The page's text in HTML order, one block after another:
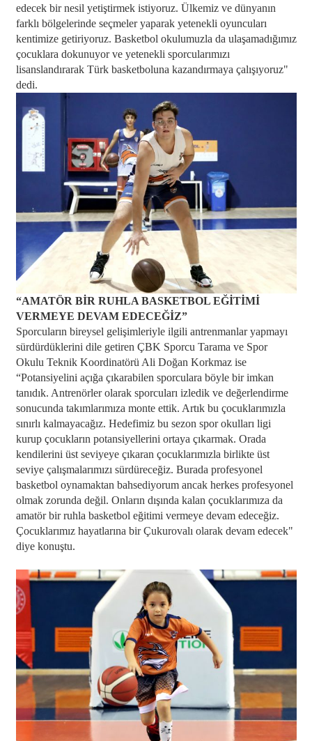
edecek bir nesil yetiştirmek istiyoruz. Ülkemiz ve dünyanın
farklı bölgelerinde seçmeler yaparak yetenekli oyuncuları
kentimize getiriyoruz. Basketbol okulumuzla da ulaşamadığımız
çocuklara dokunuyor ve yetenekli sporcularımızı
lisanslandırarak Türk basketboluna kazandırmaya çalışıyoruz"
dedi.
“AMATÖR BİR RUHLA BASKETBOL EĞİTİMİ
VERMEYE DEVAM EDECEĞİZ”
Sporcuların bireysel gelişimleriyle ilgili antrenmanlar yapmayı
sürdürdüklerini dile getiren ÇBK Sporcu Tarama ve Spor
Okulu Teknik Koordinatörü Ali Doğan Korkmaz ise
“Potansiyelini açığa çıkarabilen sporculara böyle bir imkan
tanıdık. Antrenörler olarak sporcuları izledik ve değerlendirme
sonucunda takımlarımıza monte ettik. Artık bu çocuklarımızla
sınırlı kalmayacağız. Hedefimiz bu sezon spor okulları ligi
kurup çocukların potansiyellerini ortaya çıkarmak. Orada
kendilerini üst seviyeye çıkaran çocuklarımızla birlikte üst
seviye çalışmalarımızı sürdüreceğiz. Burada profesyonel
basketbol oynamaktan bahsediyorum ancak herkes profesyonel
olmak zorunda değil. Onların dışında kalan çocuklarımıza da
amatör bir ruhla basketbol eğitimi vermeye devam edeceğiz.
Çocuklarımız hayatlarına bir Çukurovalı olarak devam edecek"
diye konuştu.